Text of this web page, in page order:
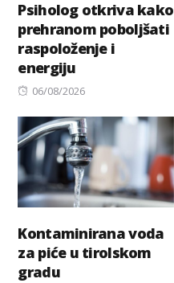
Psiholog otkriva kako
prehranom poboljšati
raspoloženje i
energiju
Posted
06/08/2026
Kontaminirana voda
za piće u tirolskom
gradu